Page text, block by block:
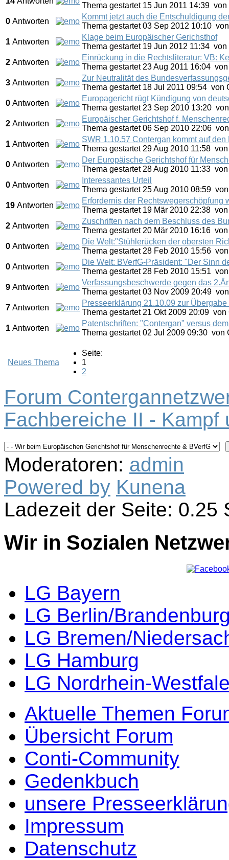
Thema gestartet 15 Jun 2011 14:39 von
0 Antworten
Kommt jetzt auch die Entschuldigung
Thema gestartet 03 Sep 2012 10:10
1 Antworten
Klage beim Europäischer Gerichsthof
Thema gestartet 19 Jun 2012 11:34 von
2 Antworten
Einrückung in die Rechtsliteratur: VB:
Thema gestartet 23 Aug 2011 16:04
3 Antworten
Zur Neutralität des
Thema gestartet 18 Jul 2011 09:54 von
0 Antworten
Europagericht rügt Kündigung von
Thema gestartet 23 Sep 2010 13:20
2 Antworten
Europäischer Gerichtshof f.
Thema gestartet 06 Sep 2010 22:06
1 Antworten
SWR 1.10.57 Contergan kommt auf den
Thema gestartet 29 Aug 2010 11:58
0 Antworten
Der Europäische Gerichtshof für
Thema gestartet 28 Aug 2010 11:33
0 Antworten
Interessantes Urteil
Thema gestartet 25 Aug 2010 08:59
19 Antworten
Erfordernis der Rechtswegerschöpfung
Thema gestartet 19 Mär 2010 22:38
2 Antworten
Zuschriften nach dem Beschluss des
Thema gestartet 20 Mär 2010 16:16
0 Antworten
Die Welt:"Stühlerücken der obersten
Thema gestartet 28 Feb 2010 15:56
0 Antworten
Die Welt: BVerfG-Präsident: "Der Sinn
Thema gestartet 28 Feb 2010 15:51
9 Antworten
Verfassungsbeschwerde gegen das
Thema gestartet 03 Nov 2009 20:49
7 Antworten
Presseerklärung 21.10.09 zur
Thema gestartet 21 Okt 2009 20:09 von
1 Antworten
Patentschriften: "Contergan" versus
Thema gestartet 02 Jul 2009 09:30 von
Neues Thema
Seite:
1
2
Forum
Fachbereiche II -
Moderatoren: admin
Powered by Kunena
Ladezeit der Seite: 0.25
Wir in Sozialen
LG Bayern
LG Berlin/
LG Bremen/
LG Hamburg
LG Nordrhein-
Aktuelle Themen
Übersicht Forum
Conti-Community
Gedenkbuch
unsere
Impressum
Datenschutz